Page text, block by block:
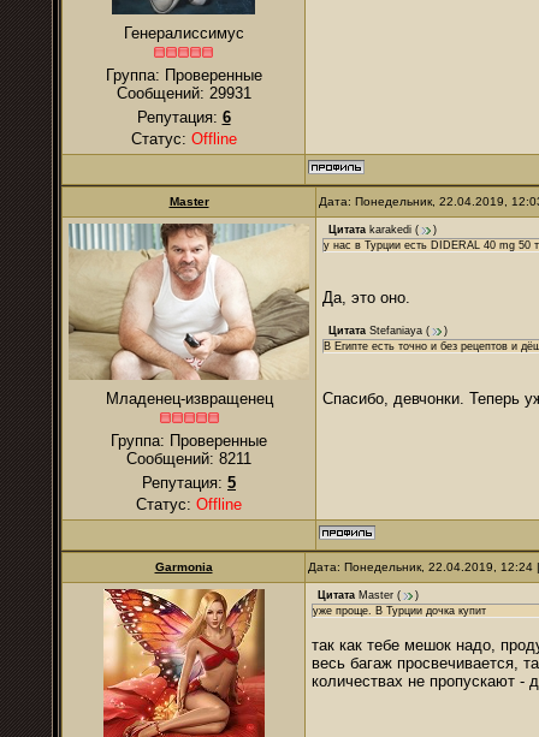
Генералиссимус
Группа: Проверенные
Сообщений: 29931
Репутация: 6
Статус: Offline
Master Дата: Понедельник, 22.04.2019,
Младенец-извращенец
Группа: Проверенные
Сообщений: 8211
Репутация: 5
Статус: Offline
Цитата karakedi (
)
у нас в Турции есть DIDERAL 40 mg 50
Да, это оно.
Цитата Stefaniaya (
)
В Египте есть точно и без рецептов и
Спасибо, девчонки. Теперь
Garmonia Дата: Понедельник, 22.04.2019,
Цитата Master (
)
уже проще. В Турции дочка купит
так как тебе мешок надо,
весь багаж просвечивается,
количествах не пропускают